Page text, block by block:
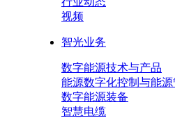
视频
智光业务
数字能源技术与产品
能源数字化控制与能源
数字能源装备
智慧电缆